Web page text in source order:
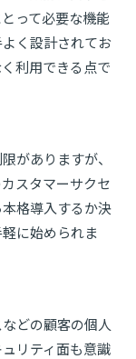
って必要な機能
く設計されてお
利用できる点で
がありますが、
スタマーサクセ
格導入するか決
に始められま
どの顧客の個人
リティ面も意識